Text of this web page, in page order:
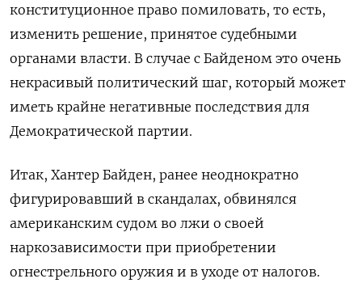
конституционное право помиловать, то есть,
изменить решение, принятое судебными
органами власти. В случае с Байденом это очень
некрасивый политический шаг, который может
иметь крайне негативные последствия для
Демократической партии.
Итак, Хантер Байден, ранее неоднократно
фигурировавший в скандалах, обвинялся
американским судом во лжи о своей
наркозависимости при приобретении
огнестрельного оружия и в уходе от налогов.